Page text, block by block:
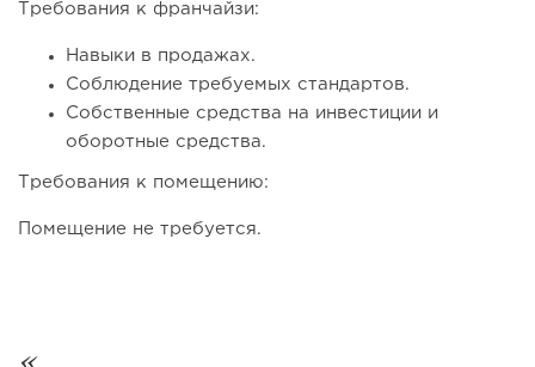
Coffee Way приступил к масштабированию собственной
модели производства...
Требования к франчайзи:
Навыки в продажах.
Соблюдение требуемых стандартов.
Собственные средства на инвестиции и
оборотные средства.
Требования к помещению:
Помещение не требуется.